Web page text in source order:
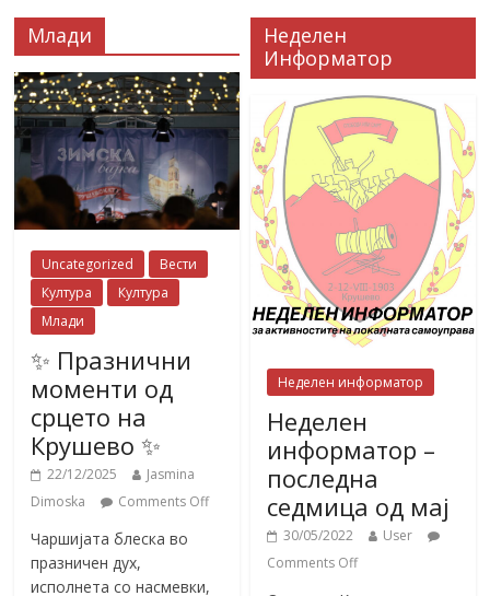
Млади
Uncategorized
Вести
Култура
Култура
Млади
✨ Празнични
моменти од
срцето на
Крушево ✨
22/12/2025
Jasmina
Dimoska
Comments Off
Чаршијата блеска во
празничен дух,
исполнета со насмевки,
Неделен
Информатор
Неделен информатор
Неделен
информатор –
последна
седмица од мај
30/05/2022
User
Comments Off